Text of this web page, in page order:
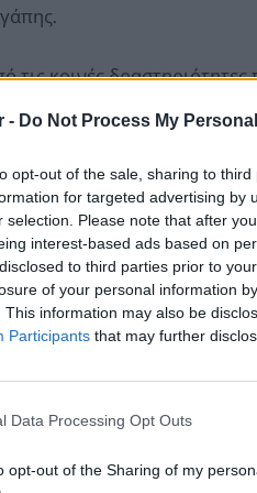
- Do Not Process My
opt-out of the sale, sharing to
for targeted advertising by
selection. Please note that after
interest-based ads based on
to third parties prior to
of your personal information
This information may also be
Participants that may further
Data Processing Opt Outs
opt-out of the Sharing of my
κοινές δραστηριότητες
και να
συνοδεύουν τα παιδιά και
στις δράσεις ανέδειξε
ανάπτυξη των παιδιών.